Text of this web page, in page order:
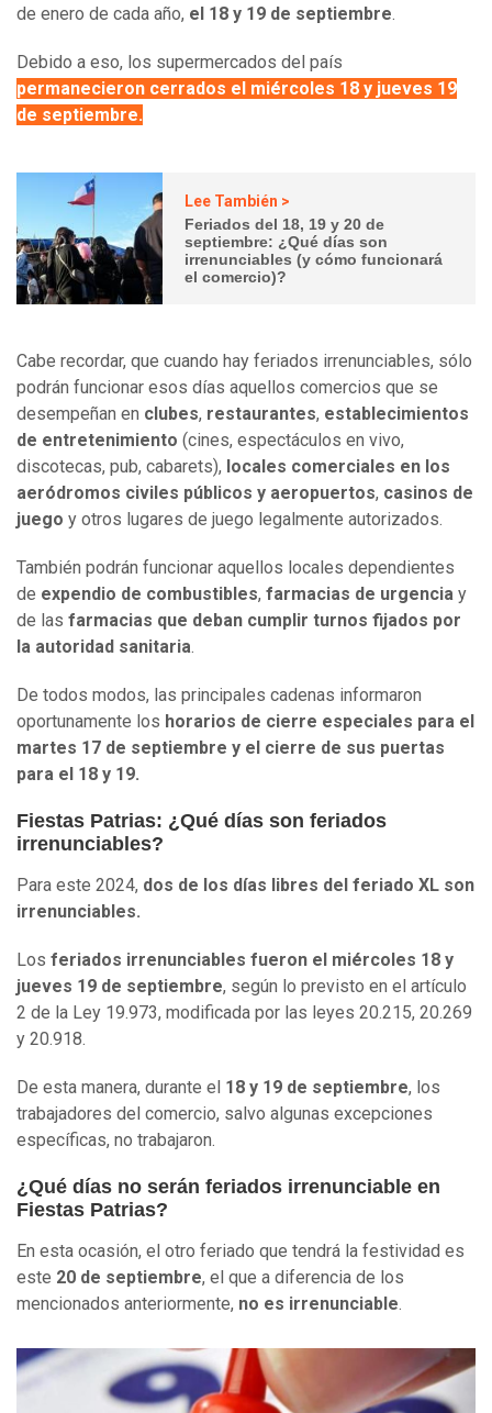
de enero de cada año, el 18 y 19 de septiembre.
Debido a eso, los supermercados del país
permanecieron cerrados el miércoles 18 y jueves 19
de septiembre.
Lee También >
Feriados del 18, 19 y 20 de
septiembre: ¿Qué días son
irrenunciables (y cómo funcionará
el comercio)?
Cabe recordar, que cuando hay feriados irrenunciables, sólo
podrán funcionar esos días aquellos comercios que se
desempeñan en clubes, restaurantes, establecimientos
de entretenimiento (cines, espectáculos en vivo,
discotecas, pub, cabarets), locales comerciales en los
aeródromos civiles públicos y aeropuertos, casinos de
juego y otros lugares de juego legalmente autorizados.
También podrán funcionar aquellos locales dependientes
de expendio de combustibles, farmacias de urgencia y
de las farmacias que deban cumplir turnos fijados por
la autoridad sanitaria.
De todos modos, las principales cadenas informaron
oportunamente los horarios de cierre especiales para el
martes 17 de septiembre y el cierre de sus puertas
para el 18 y 19.
Fiestas Patrias: ¿Qué días son feriados
irrenunciables?
Para este 2024, dos de los días libres del feriado XL son
irrenunciables.
Los feriados irrenunciables fueron el miércoles 18 y
jueves 19 de septiembre, según lo previsto en el artículo
2 de la Ley 19.973, modificada por las leyes 20.215, 20.269
y 20.918.
De esta manera, durante el 18 y 19 de septiembre, los
trabajadores del comercio, salvo algunas excepciones
específicas, no trabajaron.
¿Qué días no serán feriados irrenunciable en
Fiestas Patrias?
En esta ocasión, el otro feriado que tendrá la festividad es
este 20 de septiembre, el que a diferencia de los
mencionados anteriormente, no es irrenunciable.